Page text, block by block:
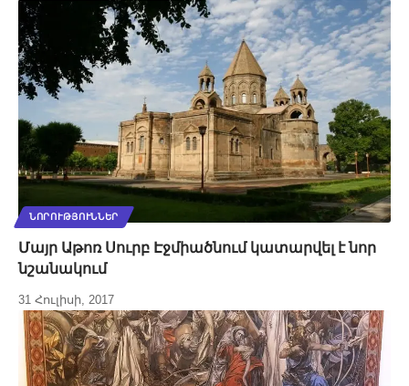
ՆՈՐՈՒԹՅՈՒՆՆԵՐ
Մայր Աթոռ Սուրբ Էջմիածնում կատարվել է նոր
նշանակում
31 Հուլիսի, 2017